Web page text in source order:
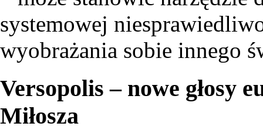
systemowej
wyobrażania sobie innego
Versopolis – nowe głosy
Miłosza